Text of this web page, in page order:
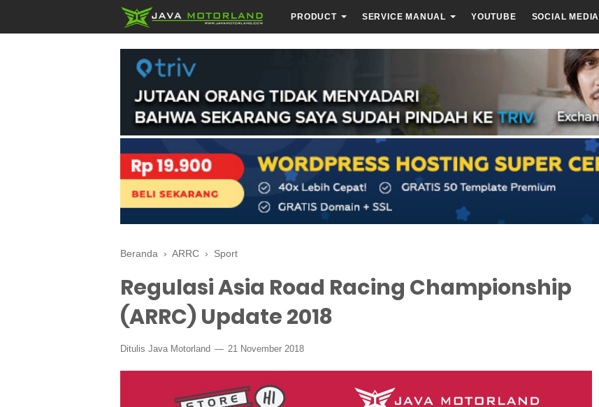
PRODUCT SERVICE MANUAL YOUTUBE SOCIAL MEDIA
Beranda › ARRC › Sport
Regulasi Asia Road Racing Championship
(ARRC) Update 2018
Ditulis Java Motorland 21 November 2018